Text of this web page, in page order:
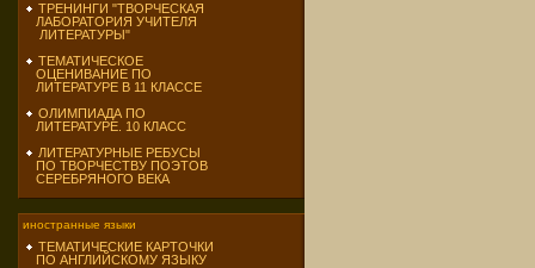
ТРЕНИНГИ "ТВОРЧЕСКАЯ
ЛАБОРАТОРИЯ УЧИТЕЛЯ
ЛИТЕРАТУРЫ"
ТЕМАТИЧЕСКОЕ
ОЦЕНИВАНИЕ ПО
ЛИТЕРАТУРЕ В 11 КЛАССЕ
ОЛИМПИАДА ПО
ЛИТЕРАТУРЕ. 10 КЛАСС
ЛИТЕРАТУРНЫЕ РЕБУСЫ
ПО ТВОРЧЕСТВУ ПОЭТОВ
СЕРЕБРЯНОГО ВЕКА
иностранные языки
ТЕМАТИЧЕСКИЕ КАРТОЧКИ
ПО АНГЛИЙСКОМУ ЯЗЫКУ